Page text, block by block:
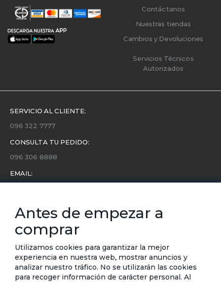
Contáctanos
Nuestras tiendas
Cambios y Devoluciones
Servicios Técnicos
Autorizados
SERVICIO AL CLIENTE:
096 322 7777
CONSULTA TU PEDIDO:
096 306 8888
EMAIL:
Conoce toda la información sobre últimas colecciones,
eventos y ofertas.
Subscríbete a nuestro newsletter
SUSCRIBIRSE
Antes de empezar a
comprar
Utilizamos cookies para garantizar la mejor
experiencia en nuestra web, mostrar anuncios y
analizar nuestro tráfico. No se utilizarán las cookies
para recoger información de carácter personal. Al